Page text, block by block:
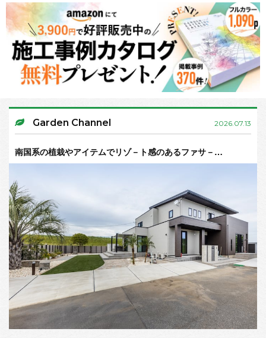
Garden Channel 2026.07.13
南国系の植栽やアイテムでリゾ－ト感のあるファサ－…